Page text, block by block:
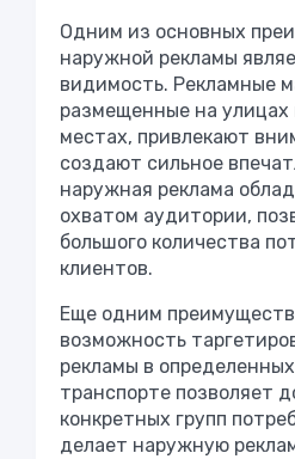
Одним из основных
наружной рекламы
видимость. Рекламные
размещенные на
местах, привлекают
создают сильное
наружная реклама
охватом аудитории,
большого количества
клиентов.
Еще одним
возможность
рекламы в
транспорте позволяет
конкретных групп
делает наружную